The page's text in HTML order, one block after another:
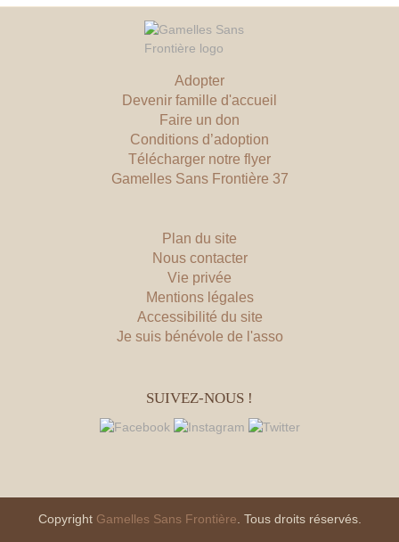
Adopter
Devenir famille d'accueil
Faire un don
Conditions d’adoption
Télécharger notre flyer
Gamelles Sans Frontière 37
Plan du site
Nous contacter
Vie privée
Mentions légales
Accessibilité du site
Je suis bénévole de l'asso
SUIVEZ-NOUS !
Copyright Gamelles Sans Frontière . Tous droits réservés.